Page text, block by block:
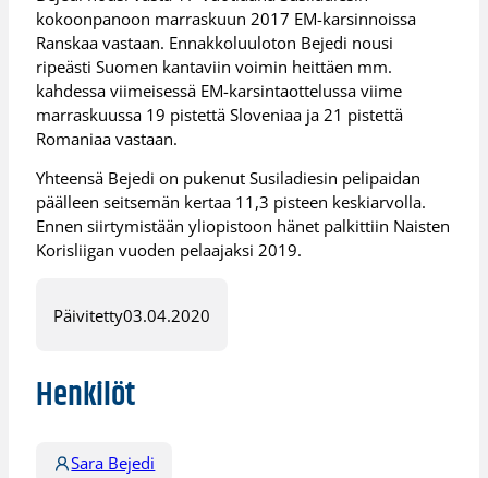
kokoonpanoon marraskuun 2017 EM-karsinnoissa
Ranskaa vastaan. Ennakkoluuloton Bejedi nousi
ripeästi Suomen kantaviin voimin heittäen mm.
kahdessa viimeisessä EM-karsintaottelussa viime
marraskuussa 19 pistettä Sloveniaa ja 21 pistettä
Romaniaa vastaan.
Yhteensä Bejedi on pukenut Susiladiesin pelipaidan
päälleen seitsemän kertaa 11,3 pisteen keskiarvolla.
Ennen siirtymistään yliopistoon hänet palkittiin Naisten
Korisliigan vuoden pelaajaksi 2019.
Päivitetty03.04.2020
Henkilöt
Sara Bejedi